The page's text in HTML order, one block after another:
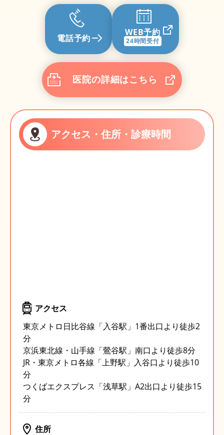
電話予約
WEB予約
24時間受付
医院の詳細はこちら
アクセス・住所・診療時間
アクセス
東京メトロ日比谷線「入谷駅」1番出口より徒歩2
分
京浜東北線・山手線「鶯谷駅」南口より徒歩8分
JR・東京メトロ各線「上野駅」入谷口より徒歩10
分
つくばエクスプレス「浅草駅」A2出口より徒歩15
分
住所